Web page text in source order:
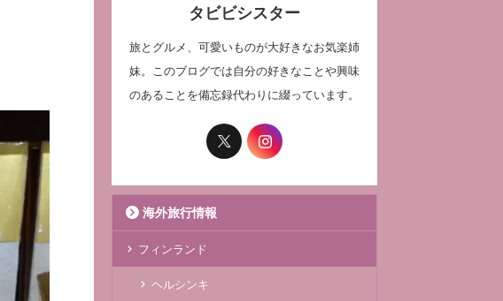
タビビシスター
旅とグルメ、可愛いものが大好きなお気楽姉
妹。このブログでは自分の好きなことや興味
のあることを備忘録代わりに綴っています。
海外旅行情報
フィンランド
ヘルシンキ